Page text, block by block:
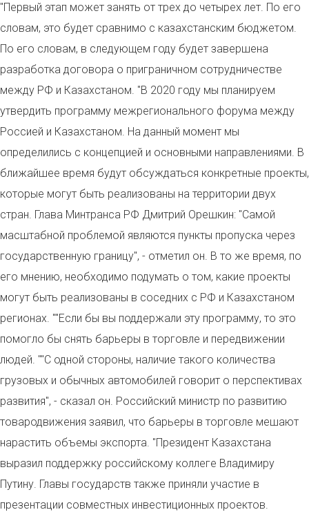
"Первый этап может занять от трех до четырех лет. По его
словам, это будет сравнимо с казахстанским бюджетом.
По его словам, в следующем году будет завершена
разработка договора о приграничном сотрудничестве
между РФ и Казахстаном. "В 2020 году мы планируем
утвердить программу межрегионального форума между
Россией и Казахстаном. На данный момент мы
определились с концепцией и основными направлениями. В
ближайшее время будут обсуждаться конкретные проекты,
которые могут быть реализованы на территории двух
стран. Глава Минтранса РФ Дмитрий Орешкин: "Самой
масштабной проблемой являются пункты пропуска через
государственную границу", - отметил он. В то же время, по
его мнению, необходимо подумать о том, какие проекты
могут быть реализованы в соседних с РФ и Казахстаном
регионах. ""Если бы вы поддержали эту программу, то это
помогло бы снять барьеры в торговле и передвижении
людей. ""С одной стороны, наличие такого количества
грузовых и обычных автомобилей говорит о перспективах
развития", - сказал он. Российский министр по развитию
товародвижения заявил, что барьеры в торговле мешают
нарастить объемы экспорта. "Президент Казахстана
выразил поддержку российскому коллеге Владимиру
Путину. Главы государств также приняли участие в
презентации совместных инвестиционных проектов.